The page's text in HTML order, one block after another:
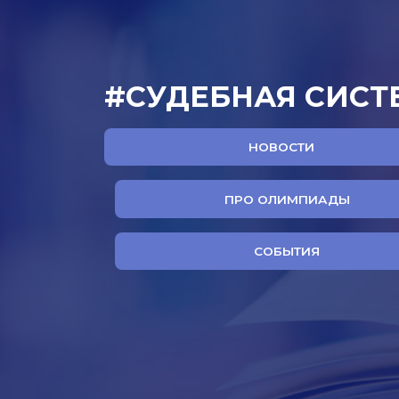
#СУДЕБНАЯ
НОВОСТИ
ПРО ОЛИМПИАДЫ
СОБЫТИЯ